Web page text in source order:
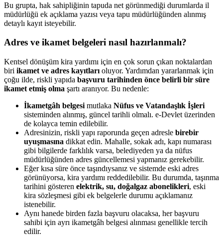
Bu grupta, hak sahipliğinin tapuda net görünmediği durumlarda il
müdürlüğü ek açıklama yazısı veya tapu müdürlüğünden alınmış
detaylı kayıt isteyebilir.
Adres ve ikamet belgeleri nasıl hazırlanmalı?
Kentsel dönüşüm kira yardımı için en çok sorun çıkan noktalardan
biri ikamet ve adres kayıtları oluyor. Yardımdan yararlanmak için
çoğu ilde, riskli yapıda başvuru tarihinden önce belirli bir süre
ikamet etmiş olma şartı aranıyor. Bu nedenle:
İkametgâh belgesi mutlaka Nüfus ve Vatandaşlık İşleri
sisteminden alınmış, güncel tarihli olmalı. e-Devlet üzerinden
de kolayca temin edilebilir.
Adresinizin, riskli yapı raporunda geçen adresle birebir
uyuşmasına dikkat edin. Mahalle, sokak adı, kapı numarası
gibi bilgilerde farklılık varsa, belediyeden ya da nüfus
müdürlüğünden adres güncellemesi yapmanız gerekebilir.
Eğer kısa süre önce taşındıysanız ve sistemde eski adres
görünüyorsa, kira yardımı reddedilebilir. Bu durumda, taşınma
tarihini gösteren elektrik, su, doğalgaz abonelikleri, eski
kira sözleşmesi gibi ek belgelerle durumu açıklamanız
istenebilir.
Aynı hanede birden fazla başvuru olacaksa, her başvuru
sahibi için ayrı ikametgâh belgesi alınması genellikle tercih
edilir.